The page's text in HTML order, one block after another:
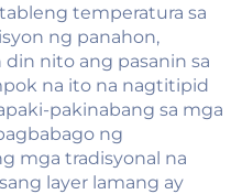
temperatura sa
ng panahon,
nito ang pasanin sa
na ito na nagtitipid
pakinabang sa mga
ng
mga tradisyonal na
layer lamang ay